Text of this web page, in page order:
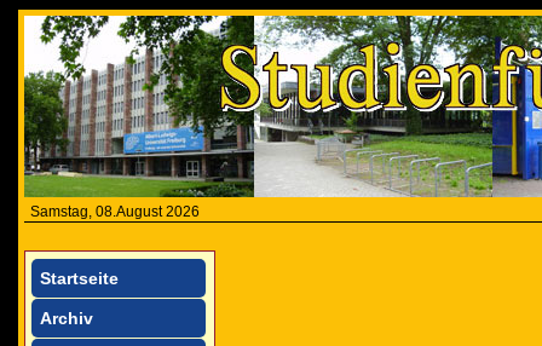
Samstag, 08.August 2026
Startseite
Archiv